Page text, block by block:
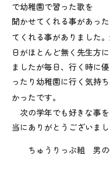
で幼稚園で習った歌を
聞かせてくれる事があっ
てくれる事がありました
日がほとんど無く先生方
ましたが毎日、行く時に
ったり幼稚園に行く気持
かったです。
次の学年でも好きな事
当にありがとうございまし
ちゅうりっぷ組 男の